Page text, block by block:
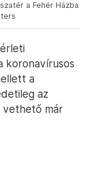
a Fehér Házba
koronavírusos
a
az
vethető már